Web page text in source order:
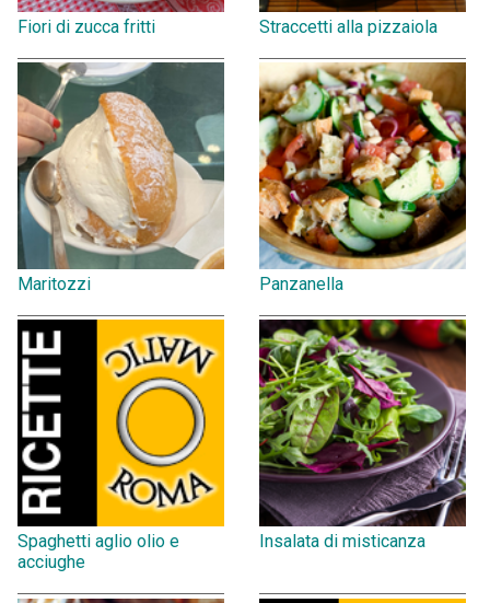
Fiori di zucca fritti Straccetti alla pizzaiola
Maritozzi Panzanella
Spaghetti aglio olio e
acciughe
Insalata di misticanza